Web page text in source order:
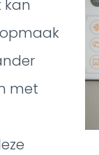
kan
met